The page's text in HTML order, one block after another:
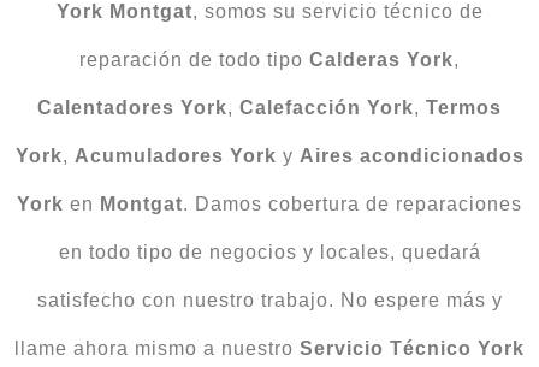
York Montgat, somos su servicio técnico de
reparación de todo tipo Calderas York,
Calentadores York, Calefacción York, Termos
York, Acumuladores York y Aires acondicionados
York en Montgat. Damos cobertura de reparaciones
en todo tipo de negocios y locales, quedará
satisfecho con nuestro trabajo. No espere más y
llame ahora mismo a nuestro Servicio Técnico York